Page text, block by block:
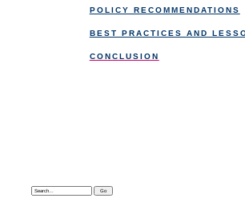
POLICY RECOMMENDATIONS
BEST PRACTICES AND
CONCLUSION
Search: